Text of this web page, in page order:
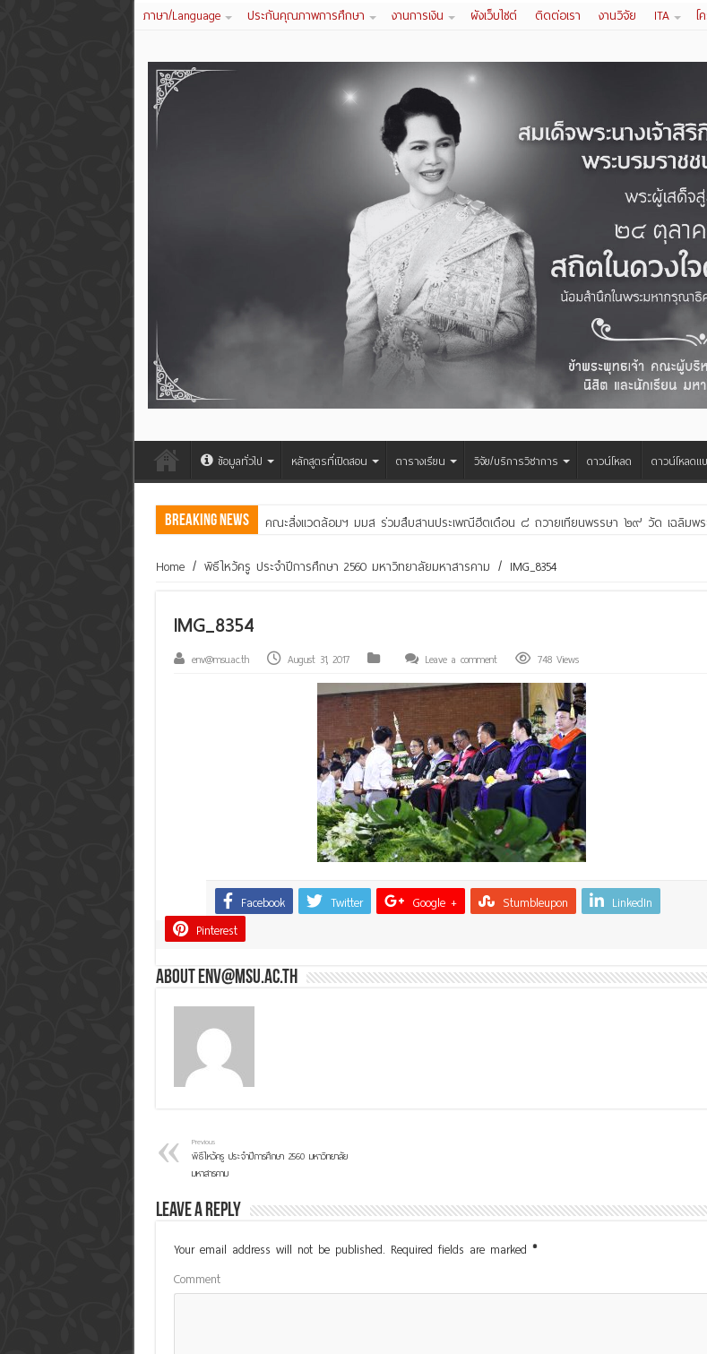
ภาษา/Language ประกันคุณภาพการศึกษา งานการเงิน ผังเว็บไซต์ ติดต่อเรา งานวิจัย ITA โ
ข้อมูลทั่วไป หลักสูตรที่เปิดสอน ตารางเรียน วิจัย/บริการวิชาการ ดาวน์โหลด ดาวน์โหลด
Breaking News คณะสิ่งแวดล้อมฯ มมส ร่วมสืบสานประเพณีฮีตเดือน ๘ ถวายเทียนพรรษา ๒๙ วัด เฉลิมพระ
Home / พิธีไหว้ครู ประจำปีการศึกษา 2560 มหาวิทยาลัยมหาสารคาม / IMG_8354
IMG_8354
env@msu.ac.th August 31, 2017 Leave a comment 748 Views
Facebook Twitter Google + Stumbleupon
LinkedIn
Pinterest
About env@msu.ac.th
Previous
พิธีไหว้ครู ประจำปีการศึกษา 2560 มหาวิทยาลัย
มหาสารคาม
Leave a Reply
Your email address will not be published. Required fields are marked *
Comment